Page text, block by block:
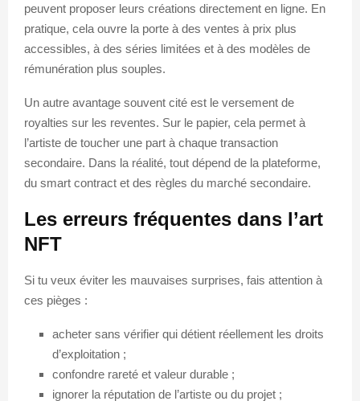
peuvent proposer leurs créations directement en ligne. En
pratique, cela ouvre la porte à des ventes à prix plus
accessibles, à des séries limitées et à des modèles de
rémunération plus souples.
Un autre avantage souvent cité est le versement de
royalties sur les reventes. Sur le papier, cela permet à
l’artiste de toucher une part à chaque transaction
secondaire. Dans la réalité, tout dépend de la plateforme,
du smart contract et des règles du marché secondaire.
Les erreurs fréquentes dans l’art
NFT
Si tu veux éviter les mauvaises surprises, fais attention à
ces pièges :
acheter sans vérifier qui détient réellement les droits
d’exploitation ;
confondre rareté et valeur durable ;
ignorer la réputation de l’artiste ou du projet ;